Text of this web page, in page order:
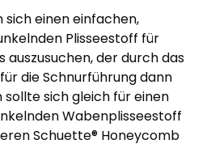
sich einen einfachen,
Plisseestoff für
auszusuchen, der durch das
die Schnurführung dann
sollte sich gleich für einen
Wabenplisseestoff
Schuette® Honeycomb